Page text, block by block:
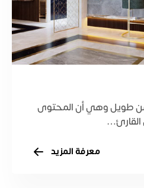
طويل وهي أن المحتوى
معرفة المزيد